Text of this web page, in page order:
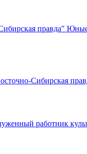
правда" Юные
Сибирская
работник